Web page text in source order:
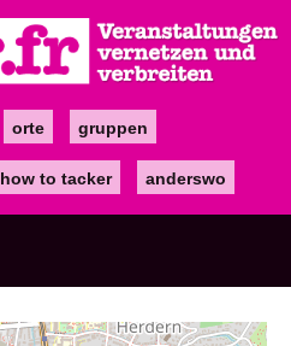
orte gruppen
how to tacker anderswo